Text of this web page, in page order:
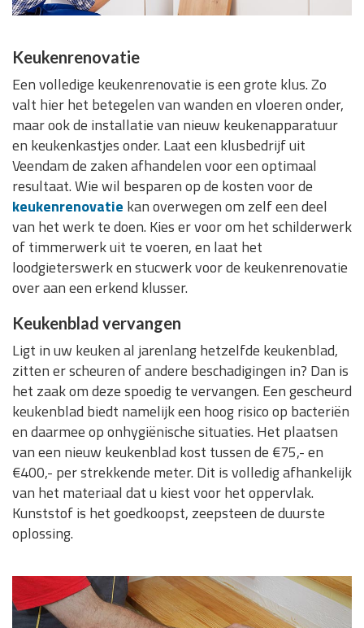
Keukenrenovatie
Een volledige keukenrenovatie is een grote klus. Zo
valt hier het betegelen van wanden en vloeren onder,
maar ook de installatie van nieuw keukenapparatuur
en keukenkastjes onder. Laat een klusbedrijf uit
Veendam de zaken afhandelen voor een optimaal
resultaat. Wie wil besparen op de kosten voor de
keukenrenovatie kan overwegen om zelf een deel
van het werk te doen. Kies er voor om het schilderwerk
of timmerwerk uit te voeren, en laat het
loodgieterswerk en stucwerk voor de keukenrenovatie
over aan een erkend klusser.
Keukenblad vervangen
Ligt in uw keuken al jarenlang hetzelfde keukenblad,
zitten er scheuren of andere beschadigingen in? Dan is
het zaak om deze spoedig te vervangen. Een gescheurd
keukenblad biedt namelijk een hoog risico op bacteriën
en daarmee op onhygiënische situaties. Het plaatsen
van een nieuw keukenblad kost tussen de €75,- en
€400,- per strekkende meter. Dit is volledig afhankelijk
van het materiaal dat u kiest voor het oppervlak.
Kunststof is het goedkoopst, zeepsteen de duurste
oplossing.